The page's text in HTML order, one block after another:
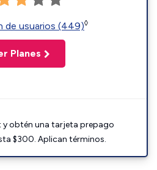
de usuarios (449)◊
Planes
y obtén una tarjeta prepago
$300. Aplican términos.